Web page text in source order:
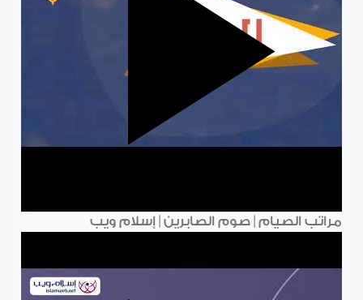
مراتب الصيام | صوم الصابرين | إسلام ويب